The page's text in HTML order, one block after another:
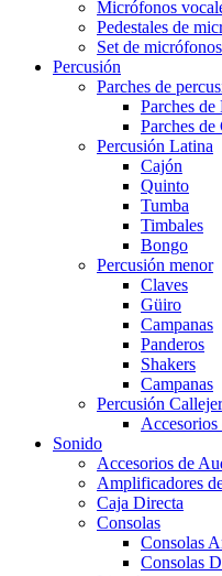
Micrófonos
Pedestales de
Set de micrófonos
Percusión
Parches de
Parches de
Parches de
Percusión Latina
Cajón
Quinto
Tumba
Timbales
Bongo
Percusión menor
Claves
Güiro
Campanas
Panderos
Shakers
Campanas
Percusión
Accesorios
Sonido
Accesorios de
Amplificadores
Caja Directa
Consolas
Consolas
Consolas